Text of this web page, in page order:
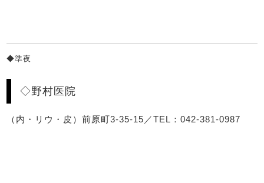
◆準夜
◇野村医院
（内・リウ・皮）前原町3-35-15／TEL：042-381-0987